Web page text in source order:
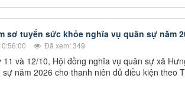
sơ tuyển sức khỏe nghĩa vụ quân sự năm
Đã xem: 349
11 và 12/10, Hội đồng nghĩa vụ quân sự xã
năm 2026 cho thanh niên đủ điều kiện theo